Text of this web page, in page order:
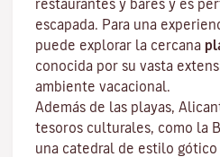
restaurantes y bares y es
escapada. Para una
puede explorar la cercana
conocida por su vasta
ambiente vacacional.
Además de las playas,
tesoros culturales, como la
una catedral de estilo